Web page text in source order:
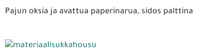
Pajun oksia ja avattua paperinarua, sidos palttina